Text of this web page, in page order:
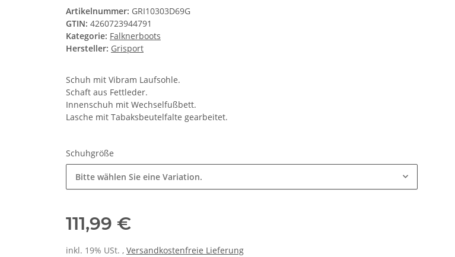
Artikelnummer: GRI10303D69G
GTIN: 4260723944791
Kategorie: Falknerboots
Hersteller: Grisport
Schuh mit Vibram Laufsohle.
Schaft aus Fettleder.
Innenschuh mit Wechselfußbett.
Lasche mit Tabaksbeutelfalte gearbeitet.
Schuhgröße
Bitte wählen Sie eine Variation.
111,99 €
inkl. 19% USt. , Versandkostenfreie Lieferung